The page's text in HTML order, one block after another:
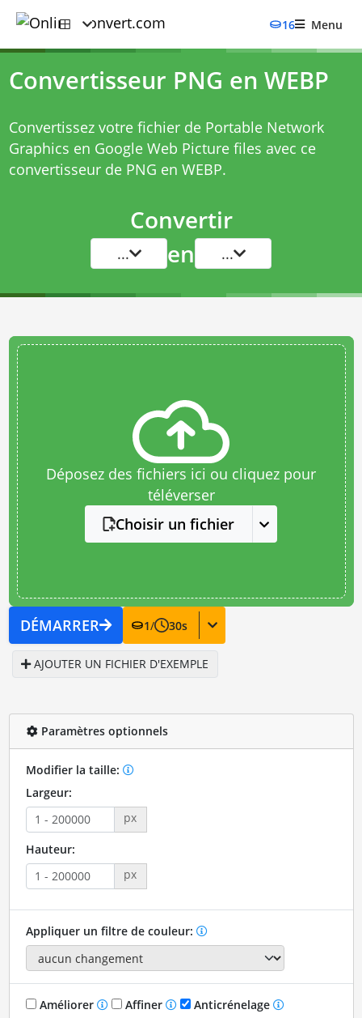
16 Menu
Convertisseur PNG en WEBP
Convertissez votre fichier de Portable Network
Graphics en Google Web Picture files avec ce
convertisseur de PNG en WEBP.
Convertir
... en ...
Déposez des fichiers ici ou cliquez pour
téléverser
Choisir un fichier
DÉMARRER 1/ 30s
AJOUTER UN FICHIER D'EXEMPLE
Paramètres optionnels
Modifier la taille:
Largeur:
px
Hauteur:
px
Appliquer un filtre de couleur:
Améliorer Affiner
Anticrénelage